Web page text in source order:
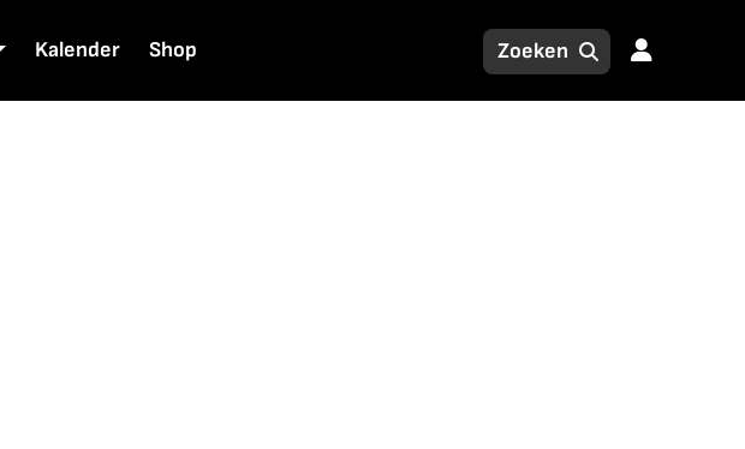
Kalender Shop